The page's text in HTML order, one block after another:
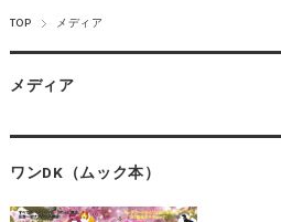
TOP メディア
メディア
ワンDK（ムック本）